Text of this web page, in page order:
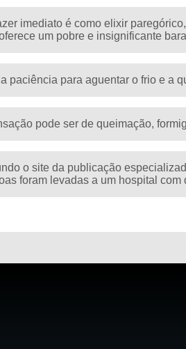
imediato é como elixir
um pobre e insignificante
paciência para aguentar o frio e a
pode ser de queimação,
o site da publicação
foram levadas a um hospital